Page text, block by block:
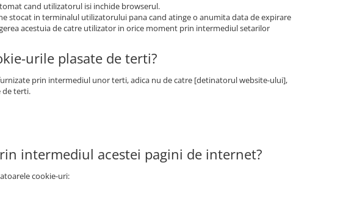
cand utilizatorul isi inchide browserul.
stocat in terminalul utilizatorului pana cand atinge o anumita data de expirare
acestuia de catre utilizator in orice moment prin intermediul setarilor
urile plasate de terti?
prin intermediul unor terti, adica nu de catre [detinatorul website-ului],
de terti.
intermediul acestei pagini de internet?
cookie-uri: